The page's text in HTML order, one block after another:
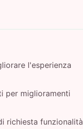
l'esperienza
per miglioramenti
richiesta funzionalità